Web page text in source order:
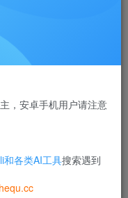
，安卓手机用户请注意
和各类AI工具搜索遇到